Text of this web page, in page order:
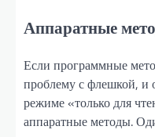
Аппаратные
Если программные
проблему с флешкой, и
режиме «только для
аппаратные методы.